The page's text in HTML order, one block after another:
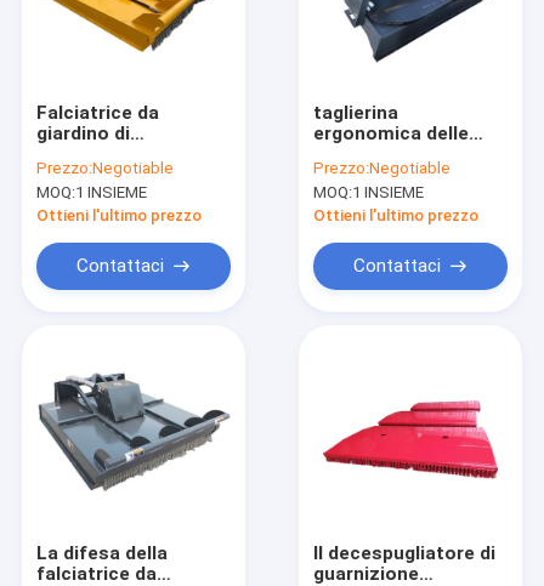
Falciatrice da
giardino di
Mini Loader Skid
Steer Annex 225kg
per schiarimento
Prezzo:Negotiable
MOQ:1 INSIEME
Ottieni l'ultimo prezzo
Contattaci
taglierina
ergonomica delle
falciatore di
decespugliatore
dell'erba del manzo
1560mm
Prezzo:Negotiable
MOQ:1 INSIEME
Ottieni l'ultimo prezzo
Contattaci
La difesa della
falciatrice da
Il decespugliatore di
guarnizione